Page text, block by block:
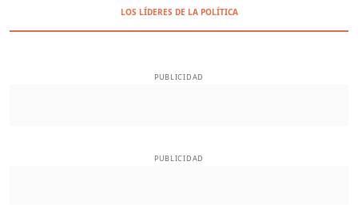
LOS LÍDERES DE LA POLÍTICA
PUBLICIDAD
PUBLICIDAD